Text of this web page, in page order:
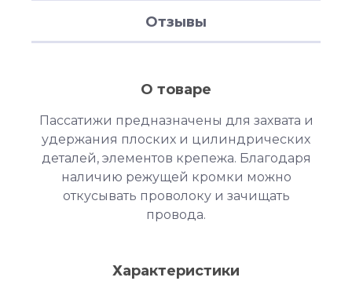
Отзывы
О товаре
Пассатижи предназначены для захвата и
удержания плоских и цилиндрических
деталей, элементов крепежа. Благодаря
наличию режущей кромки можно
откусывать проволоку и зачищать
провода.
Характеристики